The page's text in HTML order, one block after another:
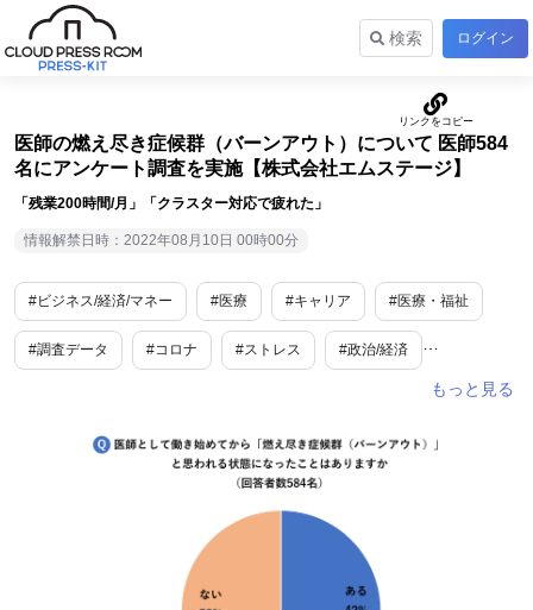
検索 ログイン
医師の燃え尽き症候群（バーンアウト）について 医師584
名にアンケート調査を実施【株式会社エムステージ】
「残業200時間/月」「クラスター対応で疲れた」
情報解禁日時：2022年08月10日 00時00分
#ビジネス/経済/マネー #医療 #キャリア #医療・福祉
#調査データ #コロナ #ストレス #政治/経済